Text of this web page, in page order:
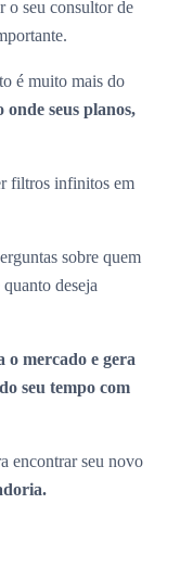
o seu consultor de
é muito mais do
onde seus planos,
filtros infinitos em
sobre quem
deseja
o mercado e gera
seu tempo com
encontrar seu novo